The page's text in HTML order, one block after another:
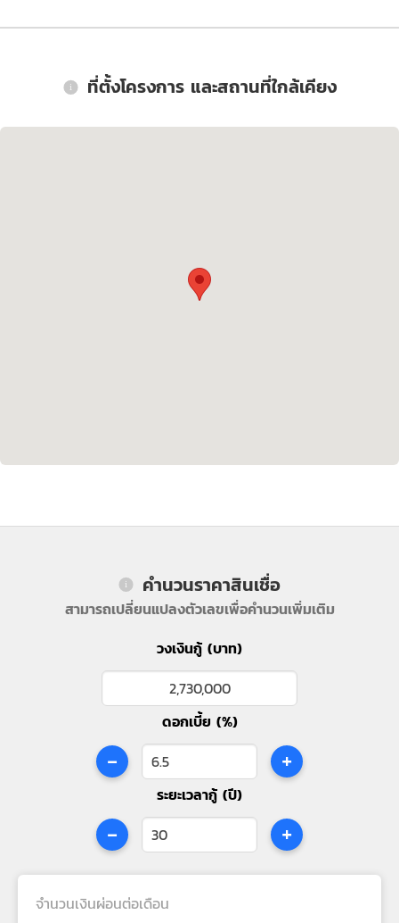
ที่ตั้งโครงการ และสถานที่ใกล้เคียง
คำนวนราคาสินเชื่อ
สามารถเปลี่ยนแปลงตัวเลขเพื่อคำนวนเพิ่มเติม
วงเงินกู้ (บาท)
ดอกเบี้ย (%)
- +
ระยะเวลากู้ (ปี)
- +
จำนวนเงินผ่อนต่อเดือน